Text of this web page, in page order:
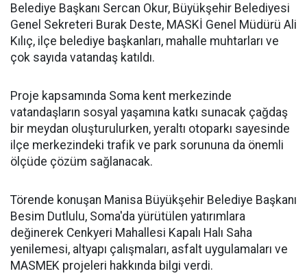
Belediye Başkanı Sercan Okur, Büyükşehir Belediyesi
Genel Sekreteri Burak Deste, MASKİ Genel Müdürü Ali
Kılıç, ilçe belediye başkanları, mahalle muhtarları ve
çok sayıda vatandaş katıldı.
Proje kapsamında Soma kent merkezinde
vatandaşların sosyal yaşamına katkı sunacak çağdaş
bir meydan oluşturulurken, yeraltı otoparkı sayesinde
ilçe merkezindeki trafik ve park sorununa da önemli
ölçüde çözüm sağlanacak.
Törende konuşan Manisa Büyükşehir Belediye Başkanı
Besim Dutlulu, Soma'da yürütülen yatırımlara
değinerek Cenkyeri Mahallesi Kapalı Halı Saha
yenilemesi, altyapı çalışmaları, asfalt uygulamaları ve
MASMEK projeleri hakkında bilgi verdi.